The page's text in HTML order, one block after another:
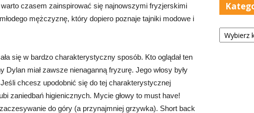
czasem zainspirować się najnowszymi fryzjerskimi
mężczyznę, który dopiero poznaje tajniki modowe i
się w bardzo charakterystyczny sposób. Kto oglądał ten
miał zawsze nienaganną fryzurę. Jego włosy były
chcesz upodobnić się do tej charakterystycznej
zaniedbań higienicznych. Mycie głowy to must have!
do góry (a przynajmniej grzywka). Short back
Kategorie